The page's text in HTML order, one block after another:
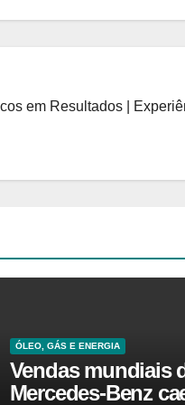
em Resultados |
ÓLEO, GÁS E ENERGIA
Vendas mundiais
Mercedes-Benz